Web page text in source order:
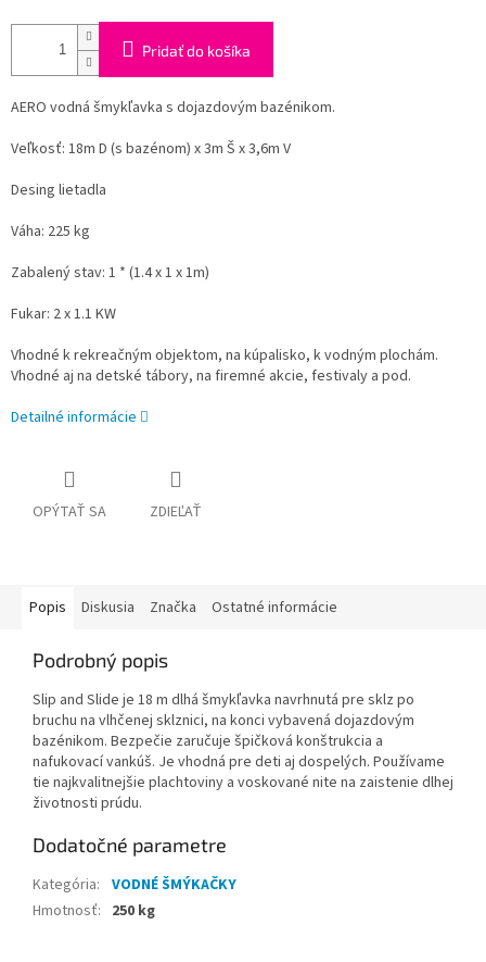
Pridať do košíka
AERO vodná šmykľavka s dojazdovým bazénikom.
Veľkosť: 18m D (s bazénom) x 3m Š x 3,6m V
Desing lietadla
Váha: 225 kg
Zabalený stav: 1 * (1.4 x 1 x 1m)
Fukar: 2 x 1.1 KW
Vhodné k rekreačným objektom, na kúpalisko, k vodným plochám.
Vhodné aj na detské tábory, na firemné akcie, festivaly a pod.
Detailné informácie
OPÝTAŤ SA ZDIEĽAŤ
Popis Diskusia Značka Ostatné informácie
Podrobný popis
Slip and Slide je 18 m dlhá šmykľavka navrhnutá pre sklz po
bruchu na vlhčenej sklznici, na konci vybavená dojazdovým
bazénikom. Bezpečie zaručuje špičková konštrukcia a
nafukovací vankúš. Je vhodná pre deti aj dospelých. Používame
tie najkvalitnejšie plachtoviny a voskované nite na zaistenie dlhej
životnosti prúdu.
Dodatočné parametre
Kategória: VODNÉ ŠMÝKAČKY
Hmotnosť: 250 kg